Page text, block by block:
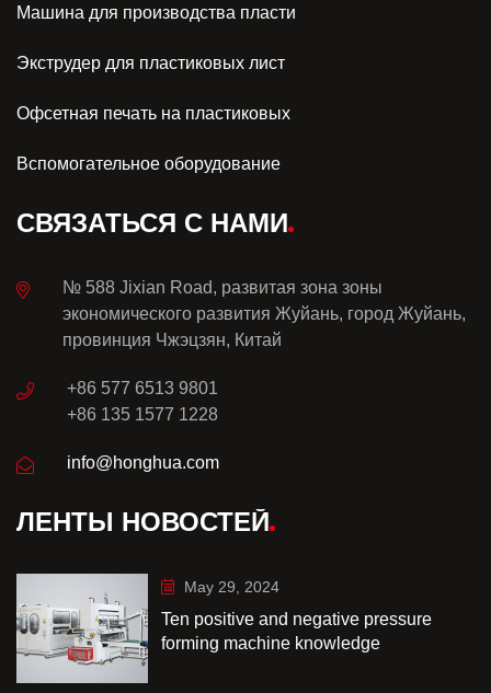
Машина для производства пласти
Экструдер для пластиковых лист
Офсетная печать на пластиковых
Вспомогательное оборудование
СВЯЗАТЬСЯ С НАМИ
№ 588 Jixian Road, развитая зона зоны
экономического развития Жуйань, город Жуйань,
провинция Чжэцзян, Китай
+86 577 6513 9801
+86 135 1577 1228
info@honghua.com
ЛЕНТЫ НОВОСТЕЙ
May 29, 2024
Ten positive and negative pressure
forming machine knowledge